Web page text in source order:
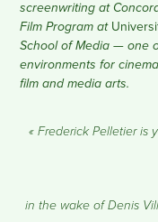
screenwriting at
Film Program at
School of Media — one
environments for
film and media arts.
« Frederick Pelletier is
in the wake of Denis